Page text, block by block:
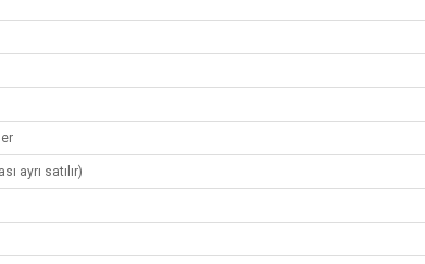
ayrı satılır)